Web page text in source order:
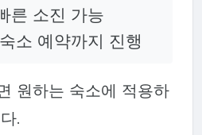
른 소진 가능
소 예약까지 진행
원하는 숙소에 적용하
.